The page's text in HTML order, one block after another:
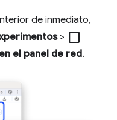
de inmediato,
> check_box_outline_blank
el panel de red.